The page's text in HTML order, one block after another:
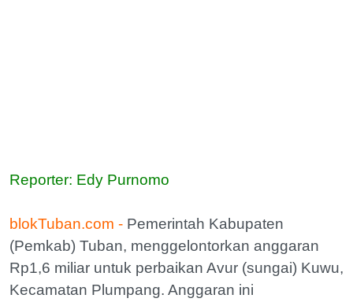
Reporter: Edy Purnomo
blokTuban.com - Pemerintah Kabupaten
(Pemkab) Tuban, menggelontorkan anggaran
Rp1,6 miliar untuk perbaikan Avur (sungai) Kuwu,
Kecamatan Plumpang. Anggaran ini